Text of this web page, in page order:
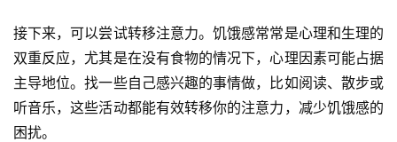
接下来，可以尝试转移注意力。饥饿感常常是心理和生理的
双重反应，尤其是在没有食物的情况下，心理因素可能占据
主导地位。找一些自己感兴趣的事情做，比如阅读、散步或
听音乐，这些活动都能有效转移你的注意力，减少饥饿感的
困扰。